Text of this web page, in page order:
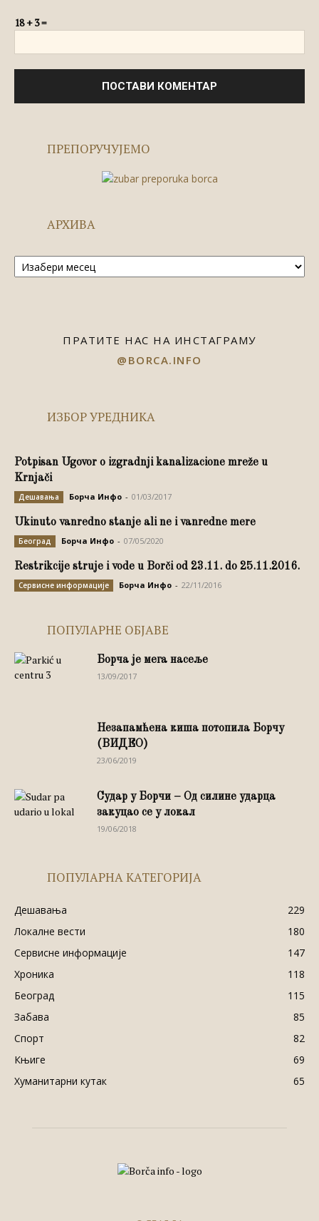
18 + 3 =
ПРЕПОРУЧУЈЕМО
АРХИВА
Архива
ПРАТИТЕ НАС НА ИНСТАГРАМУ
@BORCA.INFO
ИЗБОР УРЕДНИКА
Potpisan Ugovor o izgradnji kanalizacione mreže u
Krnjači
Дешавања Борча Инфо - 01/03/2017
Ukinuto vanredno stanje ali ne i vanredne mere
Београд Борча Инфо - 07/05/2020
Restrikcije struje i vode u Borči od 23.11. do 25.11.2016.
Сервисне информације Борча Инфо - 22/11/2016
ПОПУЛАРНЕ ОБЈАВЕ
Борча је мега насеље
13/09/2017
Незапамћена киша потопила Борчу
(ВИДЕО)
23/06/2019
Судар у Борчи – Од силине ударца
закуцао се у локал
19/06/2018
ПОПУЛАРНА КАТЕГОРИЈА
Дешавања
229
Локалне вести
180
Сервисне информације
147
Хроника
118
Београд
115
Забава
85
Спорт
82
Књиге
69
Хуманитарни кутак
65